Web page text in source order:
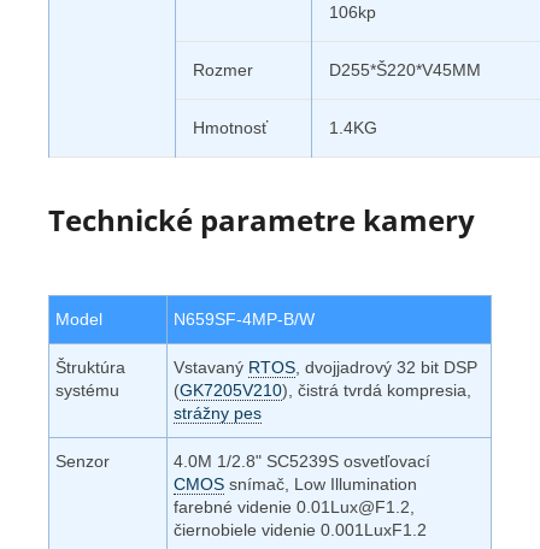
106kp
Rozmer D255*Š220*V45MM
Hmotnosť 1.4KG
Technické parametre kamery
Model N659SF-4MP-B/W
Štruktúra
systému
Vstavaný RTOS , dvojjadrový 32 bit DSP
(GK7205V210), čistrá tvrdá kompresia,
strážny pes
Senzor
4.0M 1/2.8" SC5239S osvetľovací
CMOS snímač, Low Illumination
farebné videnie 0.01Lux@F1.2,
čiernobiele videnie 0.001LuxF1.2